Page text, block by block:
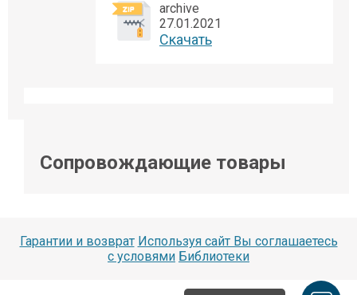
archive
27.01.2021
Cкачать
Сопровождающие товары
Гарантии и возврат Используя сайт Вы соглашаетесь
с условями Библиотеки